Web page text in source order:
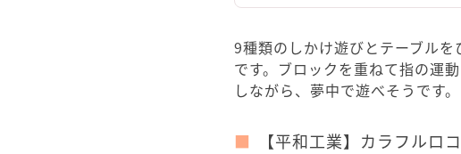
9種類のしかけ遊びとテーブル
です。ブロックを重ねて指の運
しながら、夢中で遊べそうです。
【平和工業】カラフルロコ